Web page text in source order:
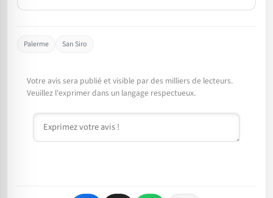
Palerme San Siro
Votre avis sera publié et visible par des milliers de lecteurs.
Veuillez l'exprimer dans un langage respectueux.
Commentaire